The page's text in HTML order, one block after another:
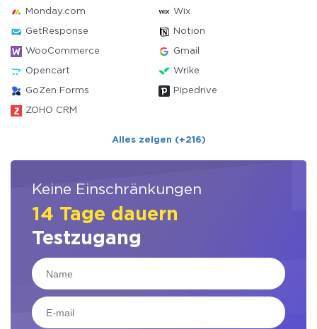
Monday.com Wix
GetResponse Notion
WooCommerce Gmail
Opencart Wrike
GoZen Forms Pipedrive
ZOHO CRM
Alles zeigen (+216)
Keine Einschränkungen
14 Tage dauern
Testzugang